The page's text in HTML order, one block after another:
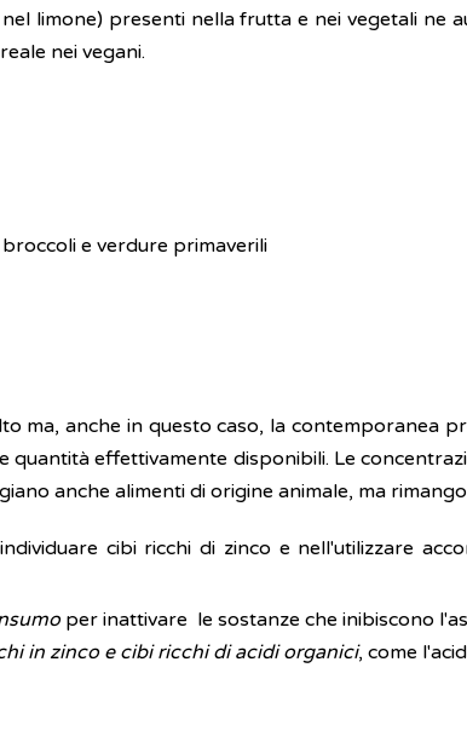
limone) presenti nella frutta e nei vegetali ne
nei vegani.
e verdure primaverili
ma, anche in questo caso, la contemporanea
quantità effettivamente disponibili. Le
anche alimenti di origine animale, ma
cibi ricchi di zinco e nell'utilizzare
per inattivare le sostanze che inibiscono
in zinco e cibi ricchi di acidi organici, come